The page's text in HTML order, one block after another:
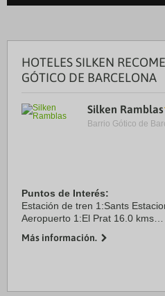
HOTELES SILKEN
GÓTICO DE BARCELONA
Silken Ramblas
Barrio Gótico de
Puntos de Interés:
Estación de tren 1:Sants
Aeropuerto 1:El Prat 16.0 kms
Centro Ciudad:Ramblas 0.0 kms
Más información.